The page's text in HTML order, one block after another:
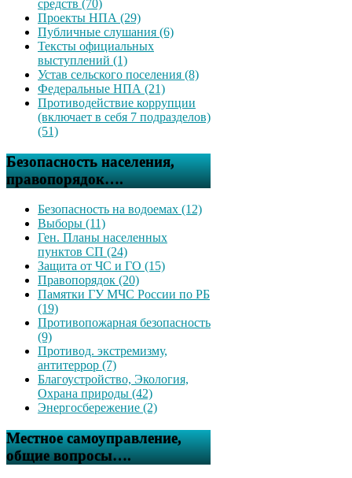
средств (70)
Проекты НПА (29)
Публичные слушания (6)
Тексты официальных
выступлений (1)
Устав сельского поселения (8)
Федеральные НПА (21)
Противодействие коррупции
(включает в себя 7 подразделов)
(51)
Безопасность населения,
правопорядок….
Безопасность на водоемах (12)
Выборы (11)
Ген. Планы населенных
пунктов СП (24)
Защита от ЧС и ГО (15)
Правопорядок (20)
Памятки ГУ МЧС России по РБ
(19)
Противопожарная безопасность
(9)
Противод. экстремизму,
антитеррор (7)
Благоустройство, Экология,
Охрана природы (42)
Энергосбережение (2)
Местное самоуправление,
общие вопросы….